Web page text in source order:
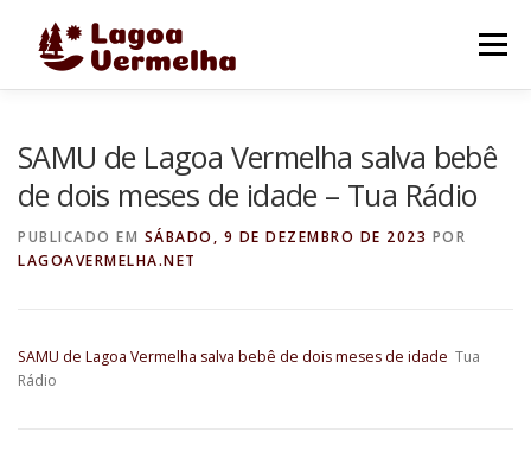
Menu
SAMU de Lagoa Vermelha salva bebê
de dois meses de idade – Tua Rádio
PUBLICADO EM SÁBADO, 9 DE DEZEMBRO DE 2023 POR
LAGOAVERMELHA.NET
SAMU de Lagoa Vermelha salva bebê de dois meses de idade Tua
Rádio